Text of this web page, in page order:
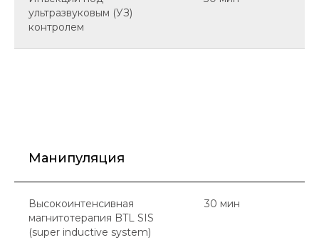
ультразвуковым (УЗ)
контролем
Манипуляция
Высокоинтенсивная
магнитотерапия BTL SIS
(super inductive system)
30 мин